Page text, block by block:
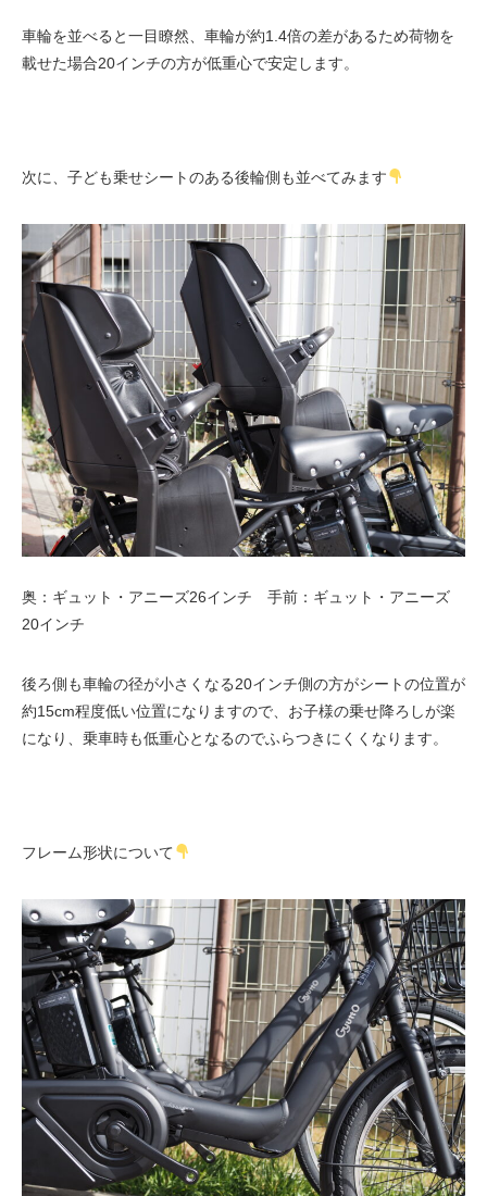
会社概要
車輪を並べると一目瞭然、車輪が約1.4倍の差があるため荷物を
載せた場合20インチの方が低重心で安定します。
次に、子ども乗せシートのある後輪側も並べてみます
奥：ギュット・アニーズ26インチ 手前：ギュット・アニーズ
20インチ
後ろ側も車輪の径が小さくなる20インチ側の方がシートの位置が
約15cm程度低い位置になりますので、お子様の乗せ降ろしが楽
になり、乗車時も低重心となるのでふらつきにくくなります。
フレーム形状について